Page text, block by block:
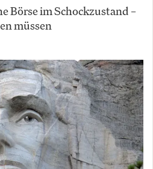
Börse im Schockzustand –
müssen